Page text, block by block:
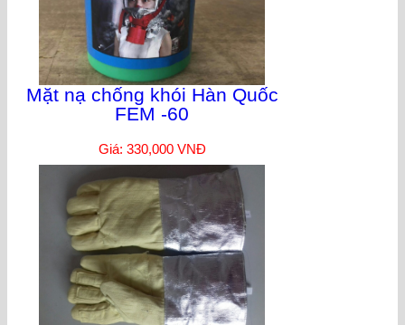
Mặt nạ chống khói Hàn Quốc
FEM -60
Giá: 330,000 VNĐ